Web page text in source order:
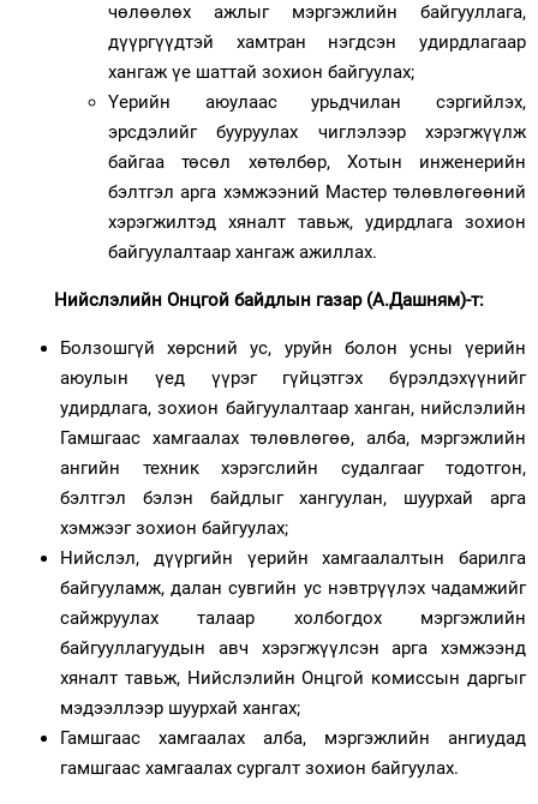
чөлөөлөх ажлыг мэргэжлийн байгууллага,
дүүргүүдтэй хамтран нэгдсэн удирдлагаар
хангаж үе шаттай зохион байгуулах;
Үерийн аюулаас урьдчилан сэргийлэх,
эрсдэлийг бууруулах чиглэлээр хэрэгжүүлж
байгаа төсөл хөтөлбөр, Хотын инженерийн
бэлтгэл арга хэмжээний Мастер төлөвлөгөөний
хэрэгжилтэд хяналт тавьж, удирдлага зохион
байгуулалтаар хангаж ажиллах.
Нийслэлийн Онцгой байдлын газар (А.Дашням)-т:
Болзошгүй хөрсний ус, уруйн болон усны үерийн
аюулын үед үүрэг гүйцэтгэх бүрэлдэхүүнийг
удирдлага, зохион байгуулалтаар ханган, нийслэлийн
Гамшгаас хамгаалах төлөвлөгөө, алба, мэргэжлийн
ангийн техник хэрэгслийн судалгааг тодотгон,
бэлтгэл бэлэн байдлыг хангуулан, шуурхай арга
хэмжээг зохион байгуулах;
Нийслэл, дүүргийн үерийн хамгаалалтын барилга
байгууламж, далан сувгийн ус нэвтрүүлэх чадамжийг
сайжруулах талаар холбогдох мэргэжлийн
байгууллагуудын авч хэрэгжүүлсэн арга хэмжээнд
хяналт тавьж, Нийслэлийн Онцгой комиссын даргыг
мэдээллээр шуурхай хангах;
Гамшгаас хамгаалах алба, мэргэжлийн ангиудад
гамшгаас хамгаалах сургалт зохион байгуулах.